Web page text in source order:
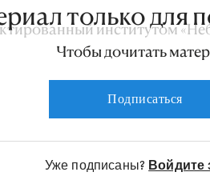
институтом
«Туркменнебит»,
оборудования
смеси, воды и других
станцию
только для
Чтобы дочитать
Подписаться
Уже подписаны? Войдите